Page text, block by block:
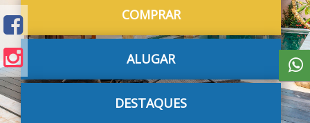
COMPRAR
ALUGAR
DESTAQUES